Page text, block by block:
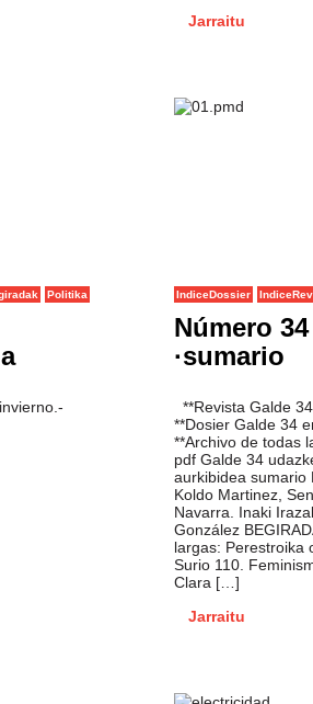
Jarraitu
Politika IndiceDossier
Número
·sumario
**Revista Galde
**Dosier Galde 34
**Archivo de todas
pdf Galde 34
aurkibidea sumario
Koldo Martinez,
Navarra. Inaki
González
largas: Perestroika
Surio 110.
Clara […]
Jarraitu